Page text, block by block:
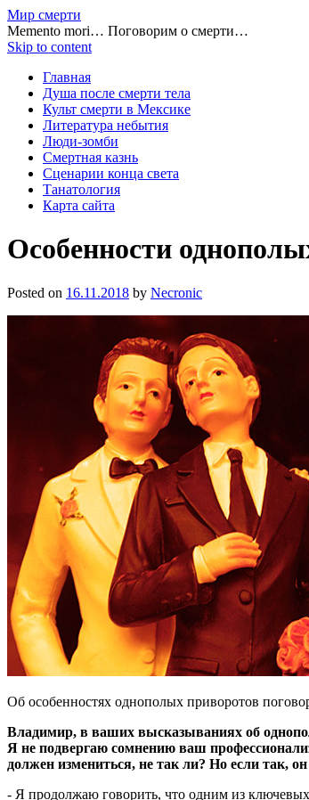
Мир смерти
Memento mori… Поговорим о смерти…
Skip to content
Главная
Душа после смерти тела
Культ смерти в Мексике
Литература небытия
Люди-зомби
Смертная казнь
Сценарии конца света
Танатология
Карта сайта
Особенности
Posted on 16.11.2018 by Necronic
Об особенностях однополых приворотов
Владимир, в ваших высказываниях об
Я не подвергаю сомнению ваш
должен измениться, не так ли? Но если так,
- Я продолжаю говорить, что одним из